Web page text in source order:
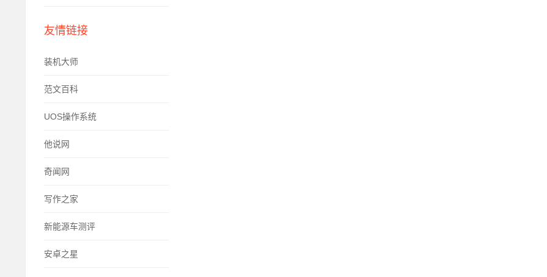
友情链接
装机大师
范文百科
UOS操作系统
他说网
奇闻网
写作之家
新能源车测评
安卓之星